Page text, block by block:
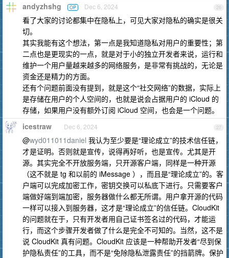
26
andyzhshg OP Dec 6, 2024
看了大家的讨论都集中在隐私上，可见大家对隐私的确实是很关
切。
其实我能有这个想法，第一点是我知道隐私对用户的重要性；第
二点也是更现实的一点，就是对于小的独立开发者来说，运行和
维护一个用户量越来越多的网络服务，是非常有挑战的，无论是
资金还是精力的方面。
还有个问题前面没有提到，就是这个“社交网络”的数据，实际上
是存储在用户的个人空间的，也就是说会占据用户的 iCloud 的
存储，如果用户没有额外订阅 iCloud 空间，也会是一个问题。
27
icestraw Dec 6, 2024
@wyd011011daniel 我认为至少要是“理论成立”的技术信任链，
才是证明。否则就是宣传，说得再好听，也是宣传。尤其是开
源。其实完全不开放服务端，只开源客户端，同样是一种开源
（这不就是 tg 和以前的 iMessage ），而且是“理论成立”的。客
户端可以完成加密工作，密钥交换可以私底下进行。只需要客户
端做好端到端加密，服务器做什么都无所谓。用户拿开源的代码
一样可以接入到服务器，这才是“理论成立”的信任链。CloudKit
的问题就在于，只有开发者用自己证书签名过的代码，才能运
行，而这个步骤开发者做了什么是完全不可知的。当然，这不是
说 CloudKit 真有问题。CloudKit 应该是一种帮助开发者“尽到保
护隐私责任”的工具，而不是“免除隐私泄露责任”的挡箭牌。保护